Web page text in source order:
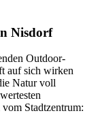
Nisdorf
Outdoor-
auf sich wirken
Natur voll
Stadtzentrum: